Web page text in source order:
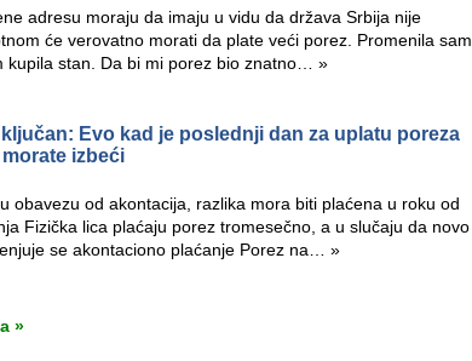
adresu moraju da imaju u vidu da država Srbija nije
će verovatno morati da plate veći porez. Promenila sam
kupila stan. Da bi mi porez bio znatno… »
Evo kad je poslednji dan za uplatu poreza
izbeći
obavezu od akontacija, razlika mora biti plaćena u roku od
Fizička lica plaćaju porez tromesečno, a u slučaju da novo
se akontaciono plaćanje Porez na… »
»